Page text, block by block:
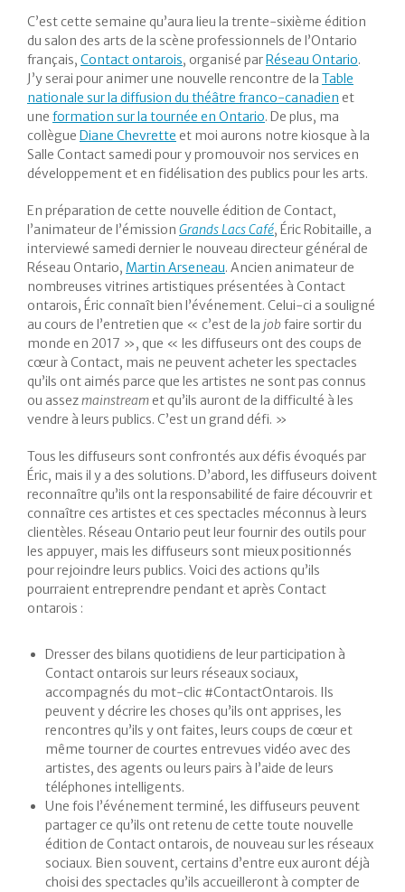
C’est cette semaine qu’aura lieu la trente-sixième édition
du salon des arts de la scène professionnels de l’Ontario
français, Contact ontarois, organisé par Réseau Ontario.
J’y serai pour animer une nouvelle rencontre de la Table
nationale sur la diffusion du théâtre franco-canadien et
une formation sur la tournée en Ontario. De plus, ma
collègue Diane Chevrette et moi aurons notre kiosque à la
Salle Contact samedi pour y promouvoir nos services en
développement et en fidélisation des publics pour les arts.
En préparation de cette nouvelle édition de Contact,
l’animateur de l’émission Grands Lacs Café, Éric Robitaille, a
interviewé samedi dernier le nouveau directeur général de
Réseau Ontario, Martin Arseneau. Ancien animateur de
nombreuses vitrines artistiques présentées à Contact
ontarois, Éric connaît bien l’événement. Celui-ci a souligné
au cours de l’entretien que « c’est de la jobfaire sortir du
monde en 2017 », que « les diffuseurs ont des coups de
cœur à Contact, mais ne peuvent acheter les spectacles
qu’ils ont aimés parce que les artistes ne sont pas connus
ou assezmainstream et qu’ils auront de la difficulté à les
vendre à leurs publics. C’est un grand défi. »
Tous les diffuseurs sont confrontés aux défis évoqués par
Éric, mais il y a des solutions. D’abord, les diffuseurs doivent
reconnaître qu’ils ont la responsabilité de faire découvrir et
connaître ces artistes et ces spectacles méconnus à leurs
clientèles. Réseau Ontario peut leur fournir des outils pour
les appuyer, mais les diffuseurs sont mieux positionnés
pour rejoindre leurs publics. Voici des actions qu’ils
pourraient entreprendre pendant et après Contact
ontarois :
Dresser des bilans quotidiens de leur participation à
Contact ontarois sur leurs réseaux sociaux,
accompagnés du mot-clic #ContactOntarois. Ils
peuvent y décrire les choses qu’ils ont apprises, les
rencontres qu’ils y ont faites, leurs coups de cœur et
même tourner de courtes entrevues vidéo avec des
artistes, des agents ou leurs pairs à l’aide de leurs
téléphones intelligents.
Une fois l’événement terminé, les diffuseurs peuvent
partager ce qu’ils ont retenu de cette toute nouvelle
édition de Contact ontarois, de nouveau sur les réseaux
sociaux. Bien souvent, certains d’entre eux auront déjà
choisi des spectacles qu’ils accueilleront à compter de